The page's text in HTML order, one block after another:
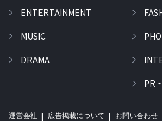
ENTERTAINMENT
MUSIC
DRAMA
PR
運営会社 広告掲載について お問い合わせ